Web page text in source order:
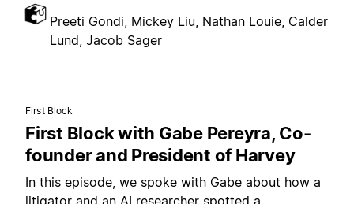
Preeti Gondi, Mickey Liu, Nathan Louie, Calder
Lund, Jacob Sager
First Block
First Block with Gabe Pereyra, Co-
founder and President of Harvey
In this episode, we spoke with Gabe about how a
litigator and an AI researcher spotted a